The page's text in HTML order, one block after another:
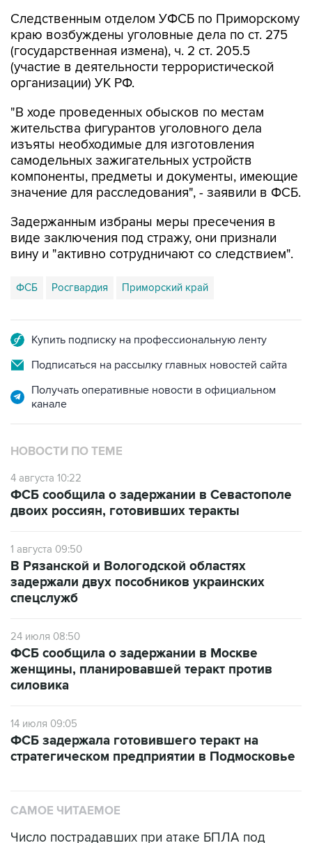
Следственным отделом УФСБ по Приморскому
краю возбуждены уголовные дела по ст. 275
(государственная измена), ч. 2 ст. 205.5
(участие в деятельности террористической
организации) УК РФ.
"В ходе проведенных обысков по местам
жительства фигурантов уголовного дела
изъяты необходимые для изготовления
самодельных зажигательных устройств
компоненты, предметы и документы, имеющие
значение для расследования", - заявили в ФСБ.
Задержанным избраны меры пресечения в
виде заключения под стражу, они признали
вину и "активно сотрудничают со следствием".
ФСБ Росгвардия Приморский край
Купить подписку на профессиональную ленту
Подписаться на рассылку главных новостей сайта
Получать оперативные новости в официальном
канале
НОВОСТИ ПО ТЕМЕ
4 августа 10:22
ФСБ сообщила о задержании в Севастополе
двоих россиян, готовивших теракты
1 августа 09:50
В Рязанской и Вологодской областях
задержали двух пособников украинских
спецслужб
24 июля 08:50
ФСБ сообщила о задержании в Москве
женщины, планировавшей теракт против
силовика
14 июля 09:05
ФСБ задержала готовившего теракт на
стратегическом предприятии в Подмосковье
САМОЕ ЧИТАЕМОЕ
Число пострадавших при атаке БПЛА под